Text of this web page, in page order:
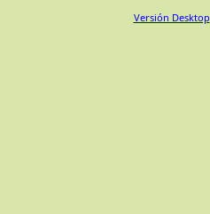
Versión Desktop